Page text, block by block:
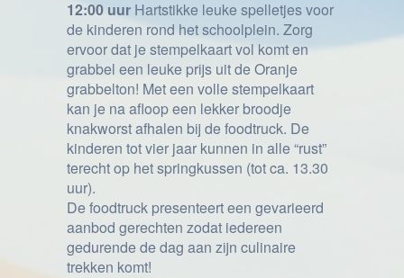
12:00 uur Hartstikke leuke spelletjes voor
de kinderen rond het schoolplein. Zorg
ervoor dat je stempelkaart vol komt en
grabbel een leuke prijs uit de Oranje
grabbelton! Met een volle stempelkaart
kan je na afloop een lekker broodje
knakworst afhalen bij de foodtruck. De
kinderen tot vier jaar kunnen in alle “rust”
terecht op het springkussen (tot ca. 13.30
uur).
De foodtruck presenteert een gevarieerd
aanbod gerechten zodat iedereen
gedurende de dag aan zijn culinaire
trekken komt!